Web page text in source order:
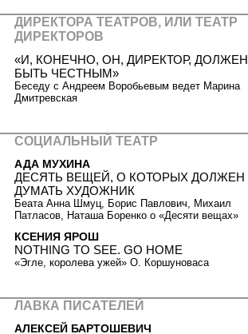
ДИРЕКТОРА ТЕАТРОВ, ИЛИ ТЕАТР
ДИРЕКТОРОВ
«И, КОНЕЧНО, ОН, ДИРЕКТОР, ДОЛЖЕН
БЫТЬ ЧЕСТНЫМ»
Беседу с Андреем Воробьевым ведет Марина
Дмитревская
СОЦИАЛЬНЫЙ ТЕАТР
АДА МУХИНА
ДЕСЯТЬ ВЕЩЕЙ, О КОТОРЫХ ДОЛЖЕН
ДУМАТЬ ХУДОЖНИК
Беата Анна Шмуц, Борис Павлович, Михаил
Патласов, Наташа Боренко о «Десяти вещах»
КСЕНИЯ ЯРОШ
NOTHING TO SEE. GO HOME
«Эгле, королева ужей» О. Коршуноваса
ЛАВКА ПИСАТЕЛЕЙ
АЛЕКСЕЙ БАРТОШЕВИЧ